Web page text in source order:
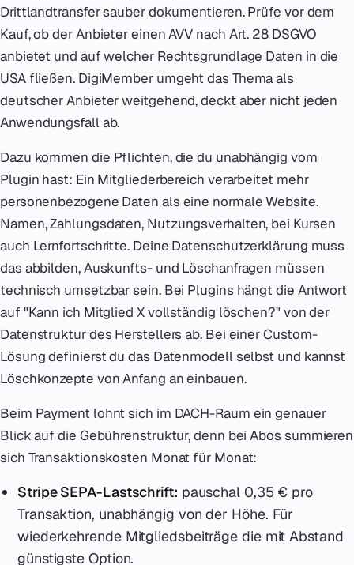
Drittlandtransfer sauber dokumentieren. Prüfe vor dem
Kauf, ob der Anbieter einen AVV nach Art. 28 DSGVO
anbietet und auf welcher Rechtsgrundlage Daten in die
USA fließen. DigiMember umgeht das Thema als
deutscher Anbieter weitgehend, deckt aber nicht jeden
Anwendungsfall ab.
Dazu kommen die Pflichten, die du unabhängig vom
Plugin hast: Ein Mitgliederbereich verarbeitet mehr
personenbezogene Daten als eine normale Website.
Namen, Zahlungsdaten, Nutzungsverhalten, bei Kursen
auch Lernfortschritte. Deine Datenschutzerklärung muss
das abbilden, Auskunfts- und Löschanfragen müssen
technisch umsetzbar sein. Bei Plugins hängt die Antwort
auf "Kann ich Mitglied X vollständig löschen?" von der
Datenstruktur des Herstellers ab. Bei einer Custom-
Lösung definierst du das Datenmodell selbst und kannst
Löschkonzepte von Anfang an einbauen.
Beim Payment lohnt sich im DACH-Raum ein genauer
Blick auf die Gebührenstruktur, denn bei Abos summieren
sich Transaktionskosten Monat für Monat:
Stripe SEPA-Lastschrift: pauschal 0,35 € pro
Transaktion, unabhängig von der Höhe. Für
wiederkehrende Mitgliedsbeiträge die mit Abstand
günstigste Option.